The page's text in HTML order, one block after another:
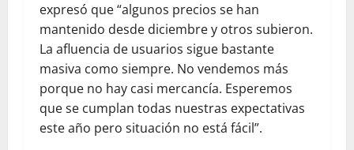
expresó que “algunos precios se han
mantenido desde diciembre y otros subieron.
La afluencia de usuarios sigue bastante
masiva como siempre. No vendemos más
porque no hay casi mercancía. Esperemos
que se cumplan todas nuestras expectativas
este año pero situación no está fácil”.